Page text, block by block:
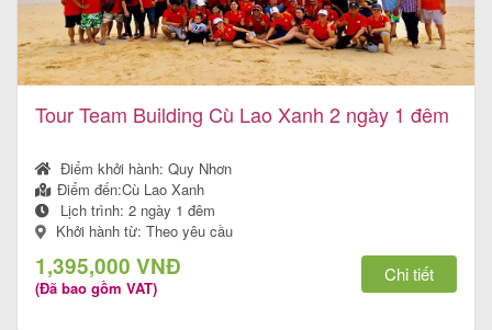
Tour Team Building Cù Lao Xanh 2 ngày 1 đêm
Điểm khởi hành:Quy Nhơn
Điểm đến:Cù Lao Xanh
Lịch trình:2 ngày 1 đêm
Khởi hành từ: Theo yêu cầu
1,395,000 VNĐ
(Đã bao gồm VAT)
Chi tiết